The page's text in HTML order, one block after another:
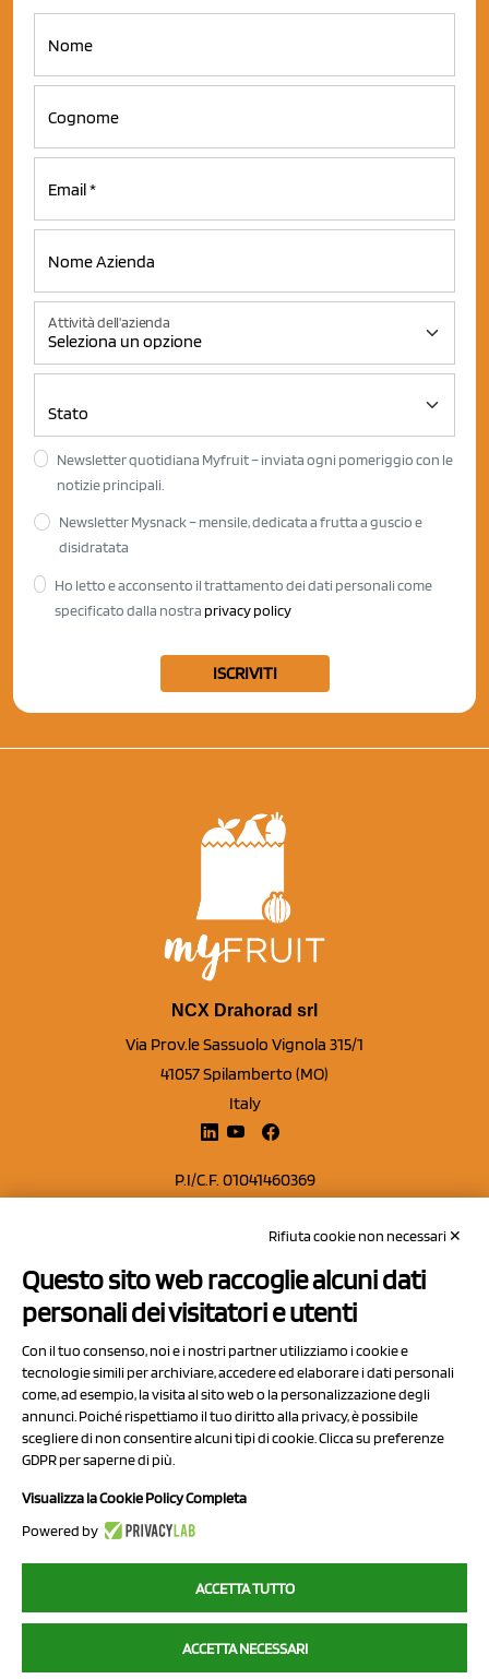
Attività dell'azienda
Newsletter quotidiana Myfruit – inviata ogni pomeriggio con le
notizie principali.
Newsletter Mysnack – mensile, dedicata a frutta a guscio e
disidratata
Ho letto e acconsento il trattamento dei dati personali come
specificato dalla nostra privacy policy
ISCRIVITI
NCX Drahorad srl
Via Prov.le Sassuolo Vignola 315/1
41057 Spilamberto (MO)
Italy
P.I/C.F. 01041460369
Capitale sociale Euro 50.000,00 i.v.
Contatti
Privacy Policy
Cookie Policy
Chi Siamo
2023 NCX Drahorad srl - All rights reserved
myfruit.it è parte del network diNCX DRAHORAD
NCX Drahorad - Via Provinciale Vignola-Sassuolo 315/1 - 41057
Rifiuta cookie non necessari ✕
Questo sito web raccoglie alcuni dati
personali dei visitatori e utenti
Con il tuo consenso, noi e i nostri partner utilizziamo i cookie e
tecnologie simili per archiviare, accedere ed elaborare i dati personali
come, ad esempio, la visita al sito web o la personalizzazione degli
annunci. Poiché rispettiamo il tuo diritto alla privacy, è possibile
scegliere di non consentire alcuni tipi di cookie. Clicca su preferenze
GDPR per saperne di più.
Visualizza la Cookie Policy Completa
Powered by
ACCETTA TUTTO
ACCETTA NECESSARI